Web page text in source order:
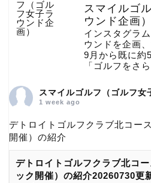
スマイルゴ
ウンド企画）
インスタグラ
ウンドを企画
9月から既に約
「ゴルフをさ
スマイルゴルフ（ゴルフ女
1 week ago
デトロイトゴルフクラブ北コー
開催）の紹介
デトロイトゴルフクラブ北コ
ック開催）の紹介20260730更